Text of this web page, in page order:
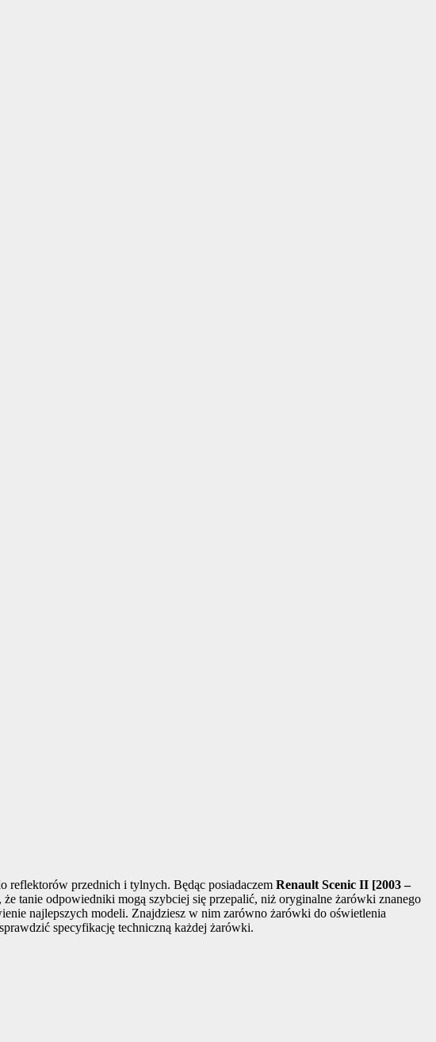
reflektorów przednich i tylnych. Będąc posiadaczem Renault Scenic II [2003 –
tanie odpowiedniki mogą szybciej się przepalić, niż oryginalne żarówki znanego
najlepszych modeli. Znajdziesz w nim zarówno żarówki do oświetlenia
specyfikację techniczną każdej żarówki.